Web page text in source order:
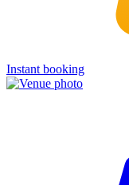
Instant booking